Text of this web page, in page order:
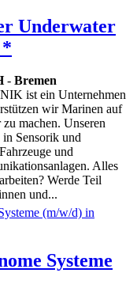
Underwater
*
- Bremen
ist ein Unternehmen
wir Marinen auf
machen. Unseren
Sensorik und
und
Alles
Werde Teil
und...
Systeme